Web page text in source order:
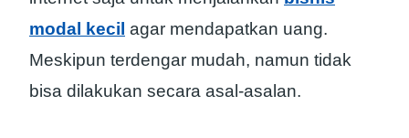
modal kecil agar mendapatkan uang.
Meskipun terdengar mudah, namun tidak
bisa dilakukan secara asal-asalan.